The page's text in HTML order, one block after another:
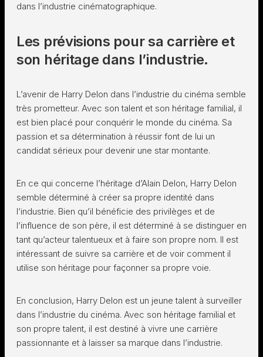
dans l’industrie cinématographique.
Les prévisions pour sa carrière et
son héritage dans l’industrie.
L’avenir de Harry Delon dans l’industrie du cinéma semble
très prometteur. Avec son talent et son héritage familial, il
est bien placé pour conquérir le monde du cinéma. Sa
passion et sa détermination à réussir font de lui un
candidat sérieux pour devenir une star montante.
En ce qui concerne l’héritage d’Alain Delon, Harry Delon
semble déterminé à créer sa propre identité dans
l’industrie. Bien qu’il bénéficie des privilèges et de
l’influence de son père, il est déterminé à se distinguer en
tant qu’acteur talentueux et à faire son propre nom. Il est
intéressant de suivre sa carrière et de voir comment il
utilise son héritage pour façonner sa propre voie.
En conclusion, Harry Delon est un jeune talent à surveiller
dans l’industrie du cinéma. Avec son héritage familial et
son propre talent, il est destiné à vivre une carrière
passionnante et à laisser sa marque dans l’industrie.